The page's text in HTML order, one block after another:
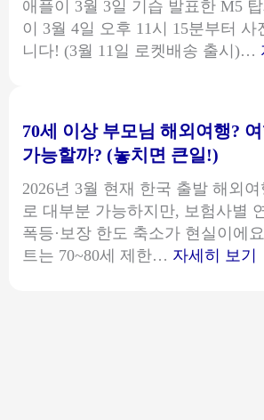
스
트)
소
득
애플이 3월 3일 기습 발표한 M5
이 3월 4일 오후 11시 15분부터 사
니다! (3월 11일 로켓배송 출시)…
70세 이상 부모님 해외여행?
가능할까? (놓치면 큰일!)
2026년 3월 현재 한국 출발 해외
로 대부분 가능하지만, 보험사별
폭등·보장 한도 축소가 현실이에
트는 70~80세 제한… 자세히 보기